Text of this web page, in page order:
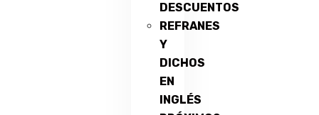
DESCUENTOS
REFRANES
Y
DICHOS
EN
INGLÉS